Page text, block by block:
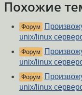
Похожие
Форум
unix/linux
Форум
unix/linux
Форум
unix/linux